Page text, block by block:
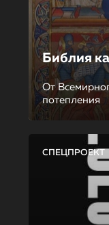
Библия
От
потепления
СПЕЦПРОЕКТ